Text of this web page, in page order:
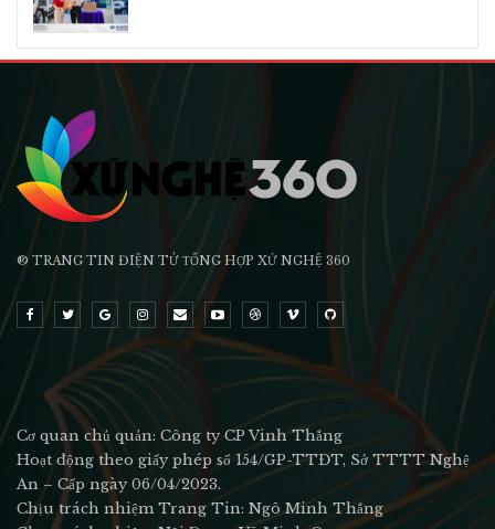
® TRANG TIN ĐIỆN TỬ ТỔNG HỢP XỨ NGHỆ 360
Cơ quan chủ quản: Công ty CP Vinh Thắng
Hoạt động theo giấy phép số 154/GP-TTĐT, Sở TTTT Nghệ
An – Cấp ngày 06/04/2023.
Chịu trách nhiệm Trang Tin: Ngô Minh Thắng